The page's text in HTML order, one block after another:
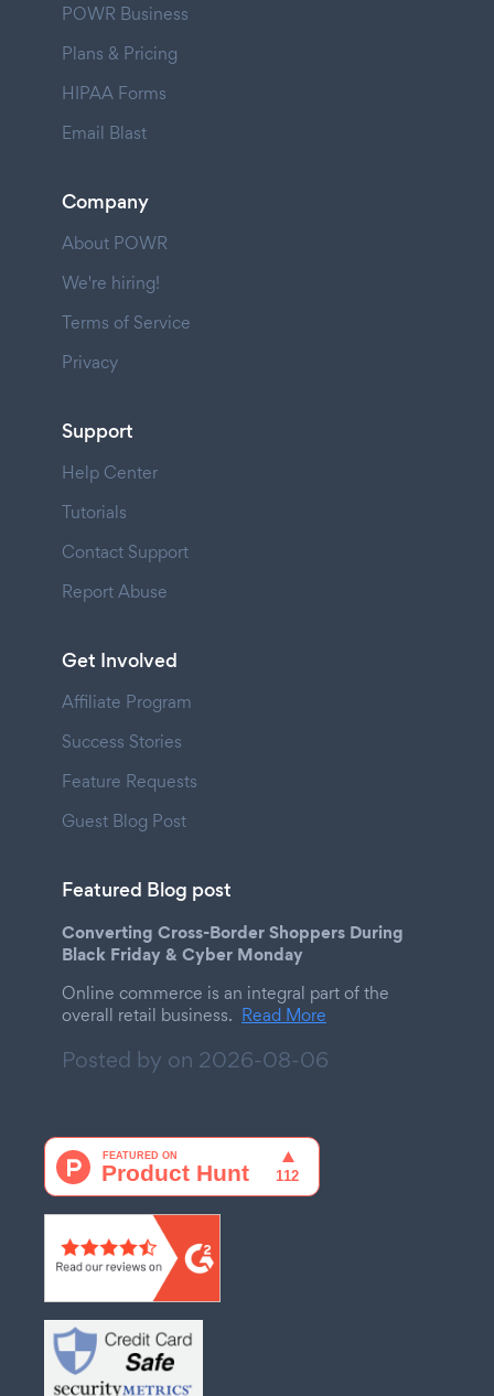
POWR Business
Plans & Pricing
HIPAA Forms
Email Blast
Company
About POWR
We're hiring!
Terms of Service
Privacy
Support
Help Center
Tutorials
Contact Support
Report Abuse
Get Involved
Affiliate Program
Success Stories
Feature Requests
Guest Blog Post
Featured Blog post
Converting Cross-Border Shoppers During
Black Friday & Cyber Monday
Online commerce is an integral part of the
overall retail business. Read More
Posted by on 2026-08-06